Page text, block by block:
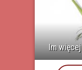
Im